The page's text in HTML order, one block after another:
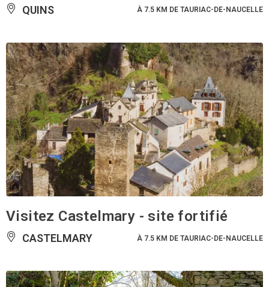
QUINS À 7.5 KM DE TAURIAC-DE-NAUCELLE
Visitez Castelmary - site fortifié
CASTELMARY À 7.5 KM DE TAURIAC-DE-NAUCELLE